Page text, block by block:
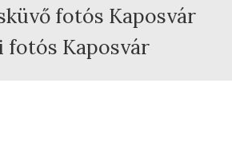
fotós Kaposvár
fotós Kaposvár